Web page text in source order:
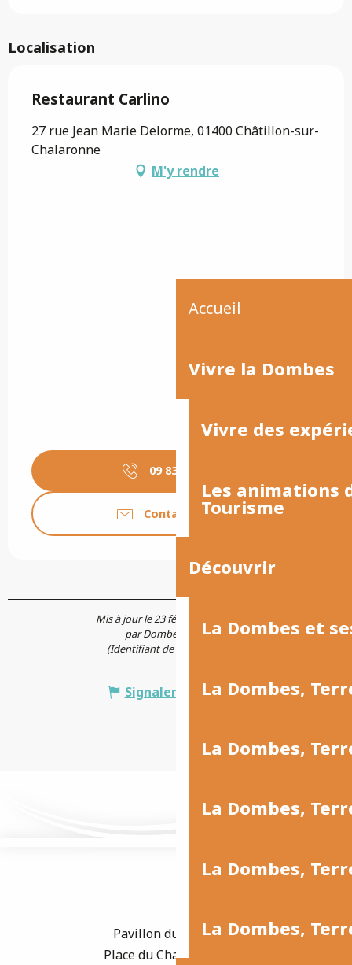
Accueil
Vivre la Dombes
Vivre des
Les animations
Tourisme
Découvrir
La Dombes et
La Dombes,
La Dombes,
La Dombes,
La Dombes,
La Dombes,
Localisation
Restaurant Carlino
27 rue Jean Marie Delorme, 01400 Châtillon-sur-
Chalaronne
M'y rendre
09 83 94 89
Contactez-nous
Mis à jour le 23 février 2026 à 14:11
par Dombes Tourisme
(Identifiant de l'offre :
Signaler une erreur
Pavillon du Tourisme
Place du Champ de Foire